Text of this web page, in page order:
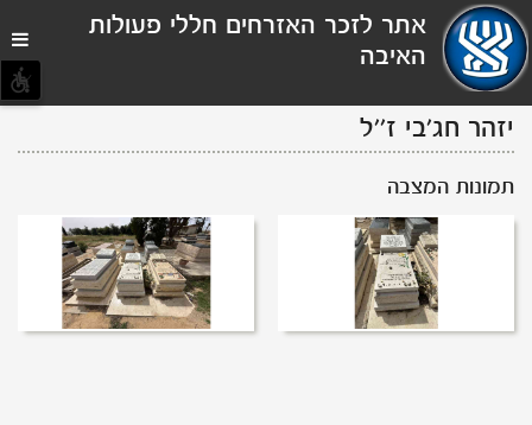
תפריט
נגישות
אתר לזכר האזרחים חללי פעולות
האיבה
יזהר חג'בי ז''ל
תמונות המצבה